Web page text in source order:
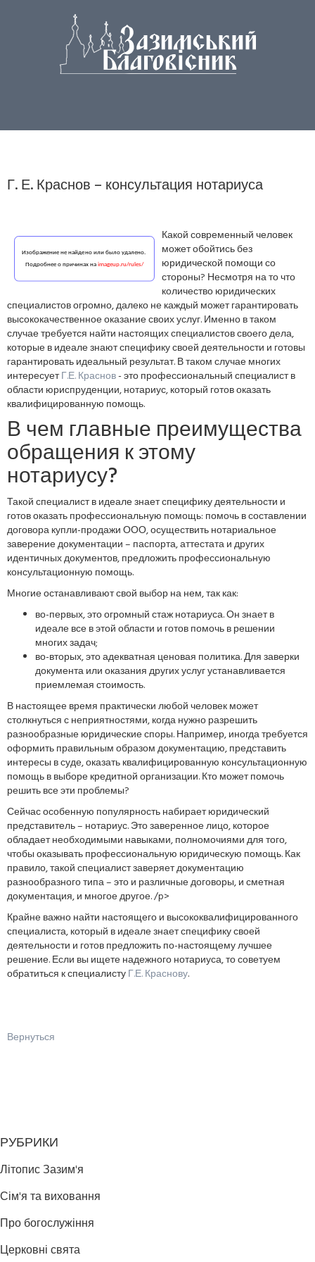
Г. Е. Краснов – консультация нотариуса
Какой современный человек
может обойтись без
юридической помощи со
стороны? Несмотря на то что
количество юридических
специалистов огромно, далеко не каждый может гарантировать
высококачественное оказание своих услуг. Именно в таком
случае требуется найти настоящих специалистов своего дела,
которые в идеале знают специфику своей деятельности и готовы
гарантировать идеальный результат. В таком случае многих
интересуетГ.Е. Краснов- это профессиональный специалист в
области юриспруденции, нотариус, который готов оказать
квалифицированную помощь.
В чем главные преимущества
обращения к этому
нотариусу?
Такой специалист в идеале знает специфику деятельности и
готов оказать профессиональную помощь: помочь в составлении
договора купли-продажи ООО, осуществить нотариальное
заверение документации – паспорта, аттестата и других
идентичных документов, предложить профессиональную
консультационную помощь.
Многие останавливают свой выбор на нем, так как:
во-первых, это огромный стаж нотариуса. Он знает в
идеале все в этой области и готов помочь в решении
многих задач;
во-вторых, это адекватная ценовая политика. Для заверки
документа или оказания других услуг устанавливается
приемлемая стоимость.
В настоящее время практически любой человек может
столкнуться с неприятностями, когда нужно разрешить
разнообразные юридические споры. Например, иногда требуется
оформить правильным образом документацию, представить
интересы в суде, оказать квалифицированную консультационную
помощь в выборе кредитной организации. Кто может помочь
решить все эти проблемы?
Сейчас особенную популярность набирает юридический
представитель – нотариус. Это заверенное лицо, которое
обладает необходимыми навыками, полномочиями для того,
чтобы оказывать профессиональную юридическую помощь. Как
правило, такой специалист заверяет документацию
разнообразного типа – это и различные договоры, и сметная
документация, и многое другое. /p>
Крайне важно найти настоящего и высококвалифицированного
специалиста, который в идеале знает специфику своей
деятельности и готов предложить по-настоящему лучшее
решение. Если вы ищете надежного нотариуса, то советуем
обратиться к специалистуГ.Е. Краснову.
Вернуться
РУБРИКИ
Літопис Зазим'я
Сім'я та виховання
Про богослужіння
Церковні свята